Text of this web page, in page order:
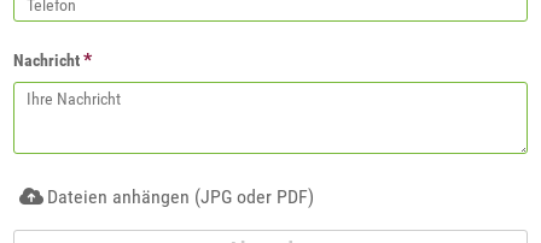
Nachricht*
Dateien anhängen (JPG oder PDF)